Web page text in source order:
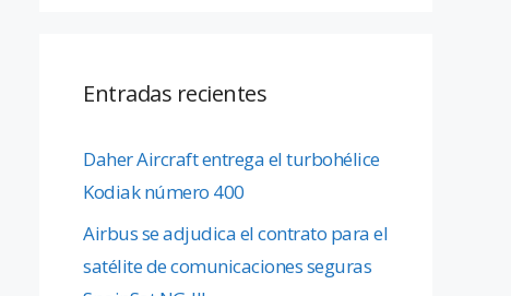
Entradas recientes
Daher Aircraft entrega el turbohélice
Kodiak número 400
Airbus se adjudica el contrato para el
satélite de comunicaciones seguras